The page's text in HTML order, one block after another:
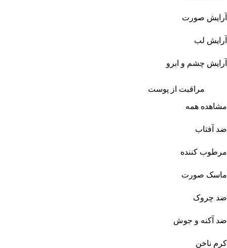
آرایش صورت
آرایش لب
آرایش چشم و ابرو
مراقبت از پوست
مشاهده همه
ضد آفتاب
مرطوب کننده
ماسک صورت
ضد چروک
ضد آکنه و جوش
کرم ناخن